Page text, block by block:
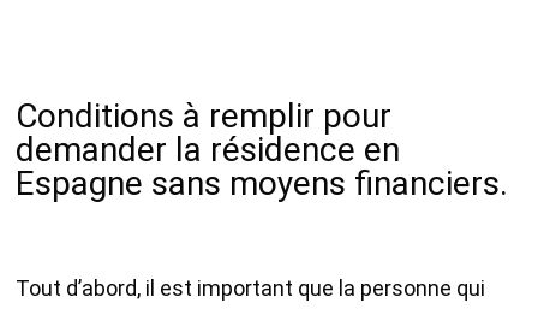
Conditions à remplir pour
demander la résidence en
Espagne sans moyens financiers.
Tout d’abord, il est important que la personne qui